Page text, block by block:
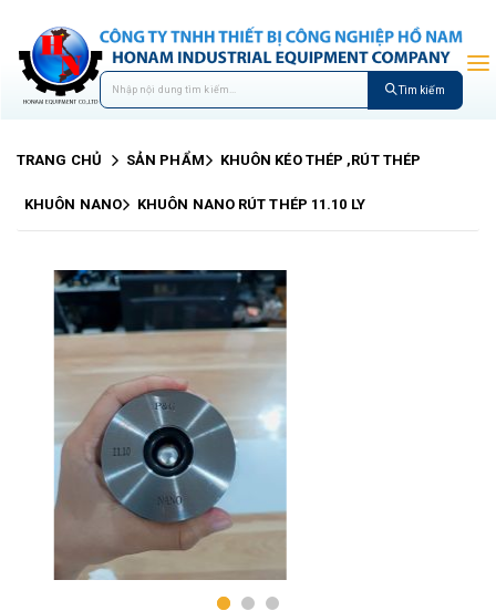
Tìm kiếm
TRANG CHỦ SẢN PHẨM KHUÔN KÉO THÉP ,RÚT THÉP
KHUÔN NANO KHUÔN NANO RÚT THÉP 11.10 LY